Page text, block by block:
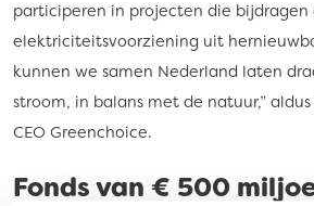
participeren in projecten die bijdragen
elektriciteitsvoorziening uit
kunnen we samen Nederland laten
stroom, in balans met de natuur,”
CEO Greenchoice.
Fonds van € 500